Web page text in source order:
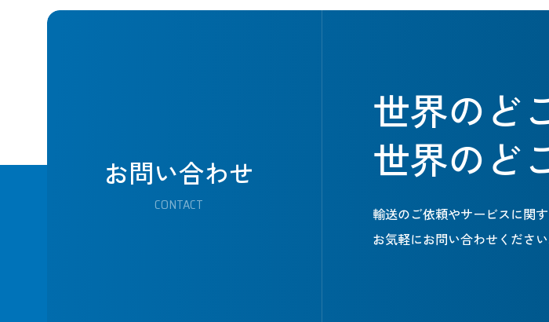
お問い合わせ
CONTACT
世界のど
世界のど
輸送のご依頼やサービスに関
お気軽にお問い合わせください